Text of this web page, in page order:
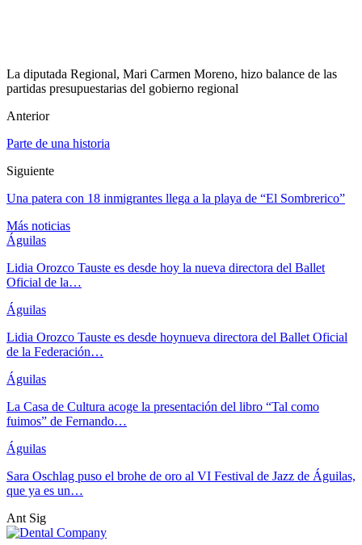
La diputada Regional, Mari Carmen Moreno, hizo balance de las
partidas presupuestarias del gobierno regional
Anterior
Parte de una historia
Siguiente
Una patera con 18 inmigrantes llega a la playa de “El Sombrerico”
Más noticias
Águilas
Lidia Orozco Tauste es desde hoy la nueva directora del Ballet
Oficial de la…
Águilas
Lidia Orozco Tauste es desde hoynueva directora del Ballet Oficial
de la Federación…
Águilas
La Casa de Cultura acoge la presentación del libro “Tal como
fuimos” de Fernando…
Águilas
Sara Oschlag puso el brohe de oro al VI Festival de Jazz de Águilas,
que ya es un…
Ant Sig